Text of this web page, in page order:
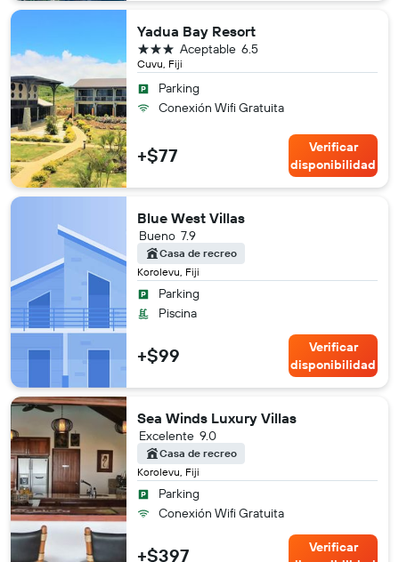
Yadua Bay Resort
Cuvu, Fiji
6.5
Aceptable
3 estrellas
Parking
Conexión Wifi Gratuita
+$77
Verificar
disponibilidad
Blue West Villas
Korolevu, Fiji
7.9
Bueno
Casa de recreo
Parking
Piscina
+$99
Verificar
disponibilidad
Sea Winds Luxury Villas
Korolevu, Fiji
9.0
Excelente
Casa de recreo
Parking
Conexión Wifi Gratuita
+$397
Verificar